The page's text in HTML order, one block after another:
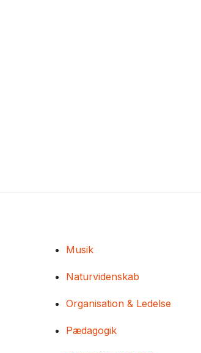
Musik
Naturvidenskab
Organisation & Ledelse
Pædagogik